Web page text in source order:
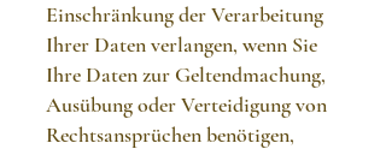
Einschränkung der Verarbeitung
Ihrer Daten verlangen, wenn Sie
Ihre Daten zur Geltendmachung,
Ausübung oder Verteidigung von
Rechtsansprüchen benötigen,